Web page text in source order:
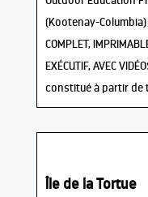
(Kootenay-
COMPLET,
EXÉCUTIF, AVEC
constitué à partir de
Île de la Tortue